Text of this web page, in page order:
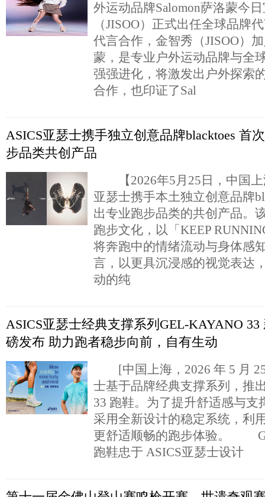
外运动品牌Salomon萨洛蒙今
（JISOO）正式出任全球品牌
代言合作，金智秀（JISOO）
蒙，是专业户外运动品牌与全
强强进化，将激发出户外探索
合作，也印证了Sal
ASICS亚瑟士携手独立创意品牌blacktoes 首
步品类共创产品
【2026年5月25日，中国上
亚瑟士携手本土独立创意品牌
出专业跑步品类的共创产品。
跑步文化，以「KEEP
将奔跑中的情绪流动与身体感
言，以更具沉浸感的视觉表达
动的纯
ASICS亚瑟士经典支撑系列GEL-KAYANO 33
磅发布 助力跑者稳步向前，自有生动
[中国上海，2026 年 5 月 25
士基于品牌经典支撑系列，推
33 跑鞋。为了提升舒适感与支
采用全新设计的稳定系统，利
更舒适顺畅的跑步体验。
跑鞋忠于 ASICS亚瑟士设计